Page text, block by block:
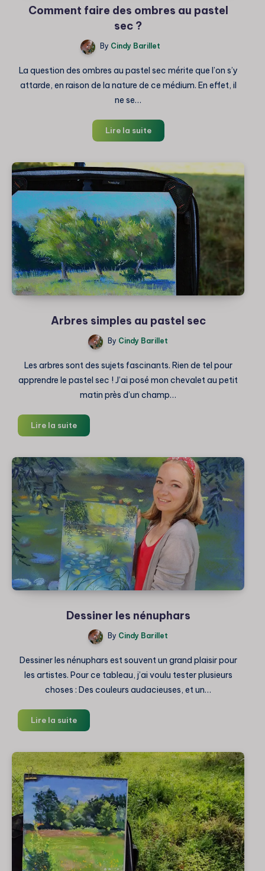
Comment faire des ombres au pastel
sec ?
By Cindy Barillet
La question des ombres au pastel sec mérite que l’on s’y
attarde, en raison de la nature de ce médium. En effet, il
ne se…
Lire la suiteComment
faire
ombres
pastel
sec
?
Arbres simples au pastel sec
By Cindy Barillet
Les arbres sont des sujets fascinants. Rien de tel pour
apprendre le pastel sec ! J’ai posé mon chevalet au petit
matin près d’un champ…
Lire la suiteArbres
simples
pastel
Dessiner les nénuphars
By Cindy Barillet
Dessiner les nénuphars est souvent un grand plaisir pour
les artistes. Pour ce tableau, j’ai voulu tester plusieurs
choses : Des couleurs audacieuses, et un…
Lire la suiteDessiner
les